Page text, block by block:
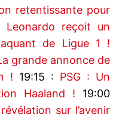
retentissante pour
Leonardo reçoit un
de Ligue 1 !
grande annonce de
! 19:15 : PSG : Un
Haaland ! 19:00
sur l’avenir